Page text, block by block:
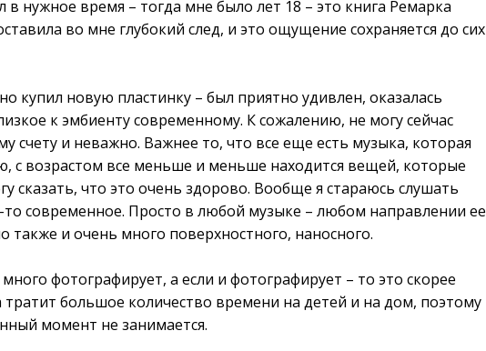
в нужное время – тогда мне было лет 18 – это книга Ремарка
во мне глубокий след, и это ощущение сохраняется до сих
купил новую пластинку – был приятно удивлен, оказалась
к эмбиенту современному. К сожалению, не могу сейчас
счету и неважно. Важнее то, что все еще есть музыка, которая
с возрастом все меньше и меньше находится вещей, которые
сказать, что это очень здорово. Вообще я стараюсь слушать
то современное. Просто в любой музыке – любом направлении ее
и очень много поверхностного, наносного.
фотографирует, а если и фотографирует – то это скорее
тратит большое количество времени на детей и на дом, поэтому
момент не занимается.